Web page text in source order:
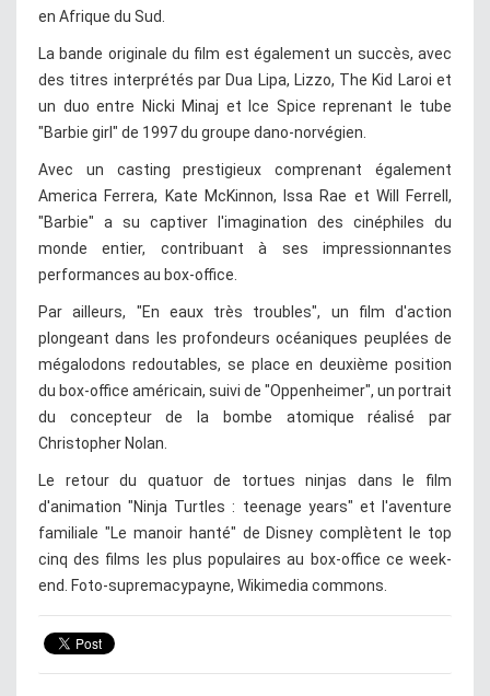
en Afrique du Sud.
La bande originale du film est également un succès, avec
des titres interprétés par Dua Lipa, Lizzo, The Kid Laroi et
un duo entre Nicki Minaj et Ice Spice reprenant le tube
"Barbie girl" de 1997 du groupe dano-norvégien.
Avec un casting prestigieux comprenant également
America Ferrera, Kate McKinnon, Issa Rae et Will Ferrell,
"Barbie" a su captiver l'imagination des cinéphiles du
monde entier, contribuant à ses impressionnantes
performances au box-office.
Par ailleurs, "En eaux très troubles", un film d'action
plongeant dans les profondeurs océaniques peuplées de
mégalodons redoutables, se place en deuxième position
du box-office américain, suivi de "Oppenheimer", un portrait
du concepteur de la bombe atomique réalisé par
Christopher Nolan.
Le retour du quatuor de tortues ninjas dans le film
d'animation "Ninja Turtles : teenage years" et l'aventure
familiale "Le manoir hanté" de Disney complètent le top
cinq des films les plus populaires au box-office ce week-
end. Foto-supremacypayne, Wikimedia commons.